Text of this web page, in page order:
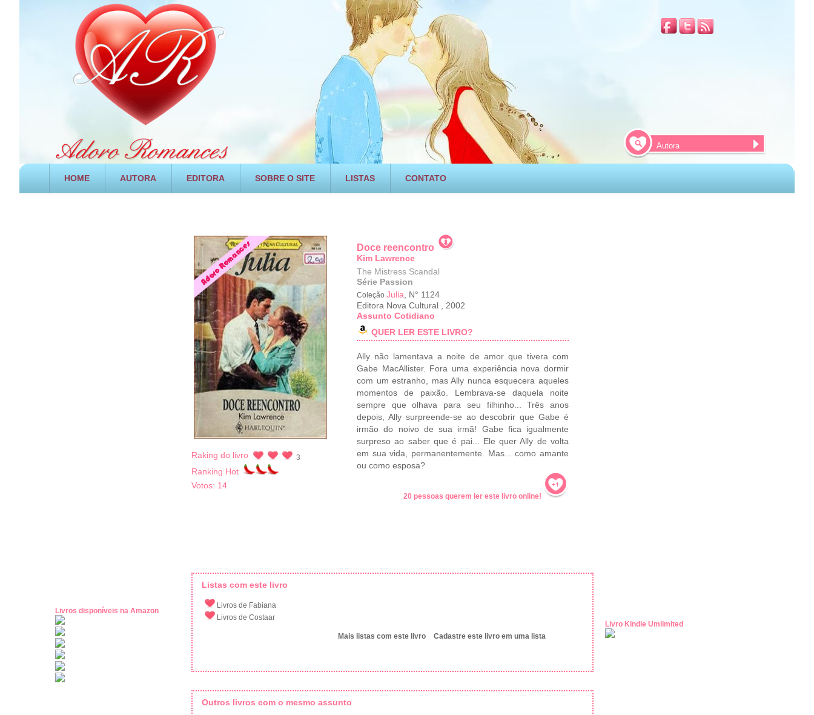
HOME AUTORA EDITORA SOBRE O SITE LISTAS CONTATO
Livros disponíveis na Amazon
Raking do livro 3
Ranking Hot
Votos: 14
Doce reencontro
Kim Lawrence
The Mistress Scandal
Série Passion
Coleção Julia , N° 1124
Editora Nova Cultural
2002
Assunto Cotidiano
QUER LER ESTE LIVRO?
Ally não lamentava a noite de amor que tivera com
Gabe MacAllister. Fora uma experiência nova dormir
com um estranho, mas Ally nunca esquecera aqueles
momentos de paixão. Lembrava-se daquela noite
sempre que olhava para seu filhinho... Três anos
depois, Ally surpreende-se ao descobrir que Gabe é
irmão do noivo de sua irmã! Gabe fica igualmente
surpreso ao saber que é pai... Ele quer Ally de volta
em sua vida, permanentemente. Mas... como amante
ou como esposa?
20 pessoas querem ler este livro online!
Livro Kindle Umlimited
Listas com este livro
Livros de Fabiana
Livros de Costaar
Mais listas com este livro Cadastre este livro em uma lista
Outros livros com o mesmo assunto